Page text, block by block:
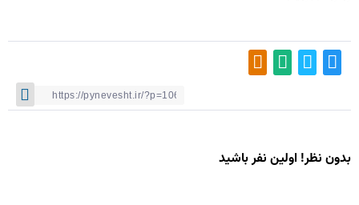
بدون نظر! اولین نفر باشید